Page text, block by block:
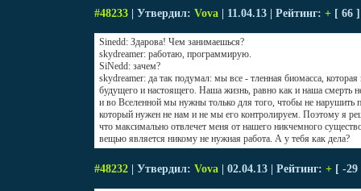
#48233 | Утвердил: Vova | 11.04.13 | Рейтинг: + [ 66
Sinedd: Здарова! Чем занимаешься?
skydreamer: работаю, программирую.
SiNedd: зачем?
skydreamer: да так подумал: мы все - тленная биомасса,
будущего и настоящего. Наша жизнь, равно как и наша смерть
и во Вселенной мы нужны только для того, чтобы не нарушить
который нужен не нам и не мы его контролируем. Поэтому я
что максимально отвлечет меня от нашего никчемного
вещью является никому не нужная работа. А у тебя как дела?
#48232 | Утвердил: Vova | 02.04.13 | Рейтинг: + [ -